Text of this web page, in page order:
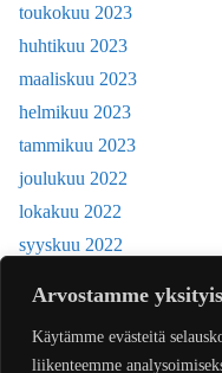
Arvostamme
Käytämme evästeitä
liikenteemme
toukokuu 2023
huhtikuu 2023
maaliskuu 2023
helmikuu 2023
tammikuu 2023
joulukuu 2022
lokakuu 2022
syyskuu 2022
huhtikuu 2022